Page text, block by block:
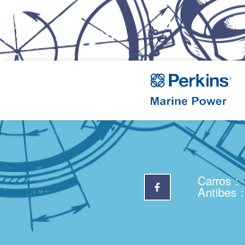
Carros :
Antibes